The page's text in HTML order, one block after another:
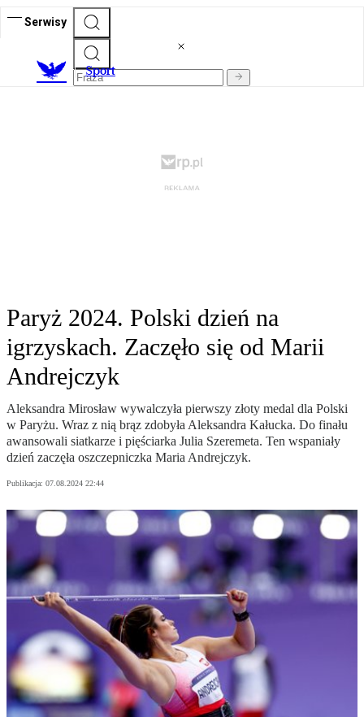
Serwisy
Sport
Paryż 2024. Polski dzień na
igrzyskach. Zaczęło się od Marii
Andrejczyk
Aleksandra Mirosław wywalczyła pierwszy złoty medal dla Polski
w Paryżu. Wraz z nią brąz zdobyła Aleksandra Kałucka. Do finału
awansowali siatkarze i pięściarka Julia Szeremeta. Ten wspaniały
dzień zaczęła oszczepniczka Maria Andrejczyk.
Publikacja: 07.08.2024 22:44